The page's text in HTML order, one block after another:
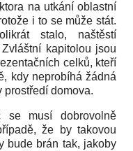
na utkání oblastní
i to se může stát.
stalo, naštěstí
kapitolou jsou
celků, kteří
kdy neprobíhá žádná
prostředí domova.
se musí dobrovolně
že by takovou
bude brán tak, jakoby